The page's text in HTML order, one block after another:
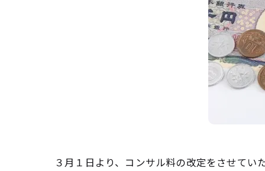
３月１日より、コンサル料の改定をさせていた